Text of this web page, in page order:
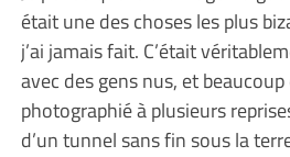
était une des choses les plus
j’ai jamais fait. C’était
avec des gens nus, et
photographié à plusieurs
d’un tunnel sans fin sous la